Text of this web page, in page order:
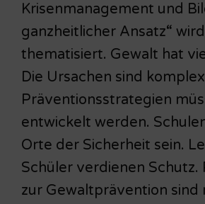
Krisenmanagement und
ganzheitlicher Ansatz“
thematisiert. Gewalt hat
Die Ursachen sind
Präventionsstrategien
entwickelt werden.
Orte der Sicherheit sein.
Schüler verdienen Schutz.
zur Gewaltprävention sind